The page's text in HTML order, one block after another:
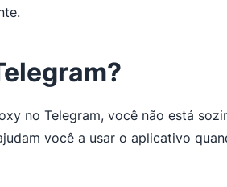
no Telegram, você não está
você a usar o aplicativo